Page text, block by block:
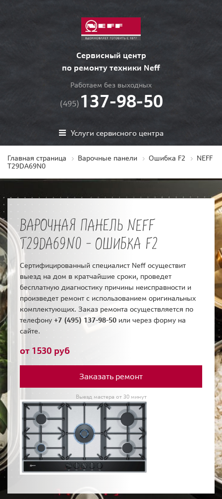
Сервисный центр
по ремонту техники Neff
Работаем без выходных
(495) 137-98-50
Услуги сервисного центра
Главная страница Варочные панели Ошибка F2
NEFF
T29DA69N0
ВАРОЧНАЯ ПАНЕЛЬ NEFF
T29DA69N0 - ОШИБКА F2
Сертифицированный специалист Neff осуществит
выезд на дом в кратчайшие сроки, проведет
бесплатную диагностику причины неисправности и
произведет ремонт с использованием оригинальных
комплектующих. Заказ ремонта осуществляется по
телефону +7 (495) 137-98-50 или через форму на
сайте.
от 1530 руб
Заказать ремонт
Выезд мастера от 30 минут